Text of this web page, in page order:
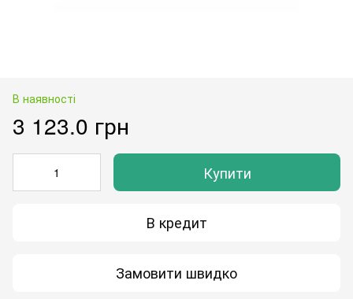
В наявності
3 123.0 грн
Купити
В кредит
Замовити швидко